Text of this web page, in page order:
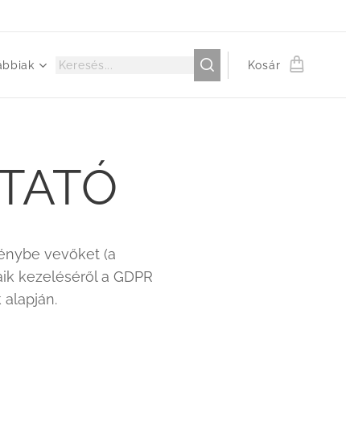
Kosár
vevőket (a
kezeléséről a GDPR